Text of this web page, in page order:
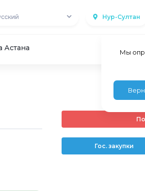
Мы
Нур-Султан
Астана
Гос. закупки